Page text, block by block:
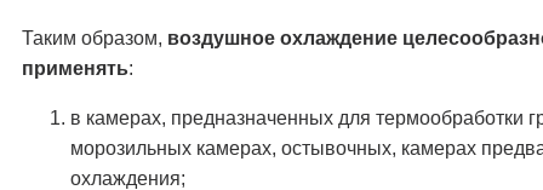
Таким образом, воздушное охлаждение
применять:
в камерах, предназначенных для термообработки
морозильных камерах, остывочных, камерах
охлаждения;